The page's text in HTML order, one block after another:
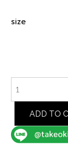
size
GREY
SIDE
BLOCKING
SHIRT
(07082511)
*ECS
ADD TO